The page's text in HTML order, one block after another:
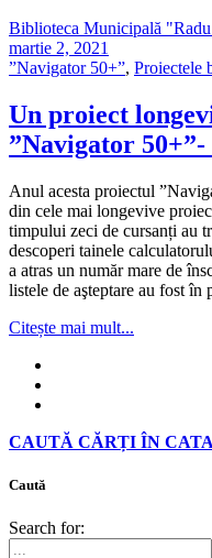
Biblioteca Municipală
martie 2, 2021
”Navigator 50+”, Proiectele
Un proiect
”Navigator
Anul acesta proiectul
din cele mai longevive
timpului zeci de cursanți au
descoperi tainele
a atras un număr mare de
listele de aşteptare au fost în
Citește mai mult...
CAUTĂ CĂRȚI ÎN
Caută
Search for: